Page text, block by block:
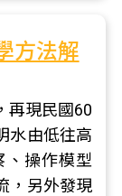
方法解
再現民國60
水由低往高
、操作模型
，另外發現